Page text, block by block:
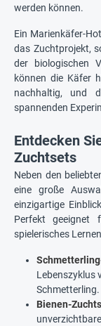
werden können.
Ein Marienkäfer-
das Zuchtprojekt,
der biologischen
können die Käfer
nachhaltig, und
spannenden
Entdecken
Zuchtsets
Neben den
eine große
einzigartige
Perfekt geeignet
spielerisches
Lebenszyklus
Schmetterling.
Bienen-